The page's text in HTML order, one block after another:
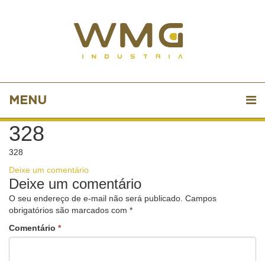
MENU
328
328
Deixe um comentário
Deixe um comentário
O seu endereço de e-mail não será publicado. Campos
obrigatórios são marcados com *
Comentário *